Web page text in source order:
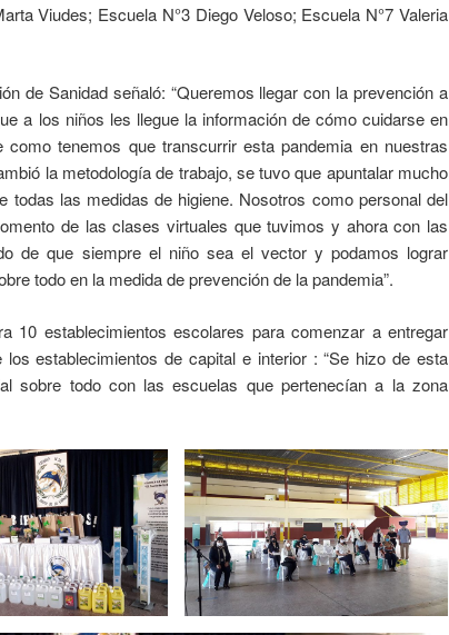
Viudes; Escuela N°3 Diego Veloso; Escuela N°7 Valeria
de Sanidad señaló: “Queremos llegar con la prevención a
a los niños les llegue la información de cómo cuidarse en
tenemos que transcurrir esta pandemia en nuestras
la metodología de trabajo, se tuvo que apuntalar mucho
todas las medidas de higiene. Nosotros como personal del
de las clases virtuales que tuvimos y ahora con las
de que siempre el niño sea el vector y podamos lograr
todo en la medida de prevención de la pandemia”.
10 establecimientos escolares para comenzar a entregar
establecimientos de capital e interior : “Se hizo de esta
sobre todo con las escuelas que pertenecían a la zona